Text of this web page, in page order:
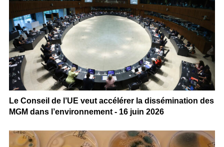
Le Conseil de l’UE veut accélérer la dissémination des
MGM dans l’environnement - 16 juin 2026